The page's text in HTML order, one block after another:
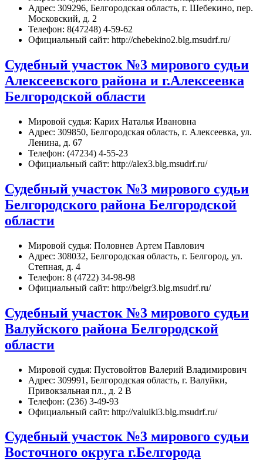
Адрес: 309296, Белгородская область, г. Шебекино, пер.
Московский, д. 2
Телефон: 8(47248) 4-59-62
Официальный сайт: http://chebekino2.blg.msudrf.ru/
Судебный участок №3 мирового судьи
Алексеевского района и г.Алексеевка
Белгородской области
Мировой судья: Карих Наталья Ивановна
Адрес: 309850, Белгородская область, г. Алексеевка, ул.
Ленина, д. 67
Телефон: (47234) 4-55-23
Официальный сайт: http://alex3.blg.msudrf.ru/
Судебный участок №3 мирового судьи
Белгородского района Белгородской
области
Мировой судья: Половнев Артем Павлович
Адрес: 308032, Белгородская область, г. Белгород, ул.
Степная, д. 4
Телефон: 8 (4722) 34-98-98
Официальный сайт: http://belgr3.blg.msudrf.ru/
Судебный участок №3 мирового судьи
Валуйского района Белгородской
области
Мировой судья: Пустовойтов Валерий Владимирович
Адрес: 309991, Белгородская область, г. Валуйки,
Привокзальная пл., д. 2 В
Телефон: (236) 3-49-93
Официальный сайт: http://valuiki3.blg.msudrf.ru/
Судебный участок №3 мирового судьи
Восточного округа г.Белгорода